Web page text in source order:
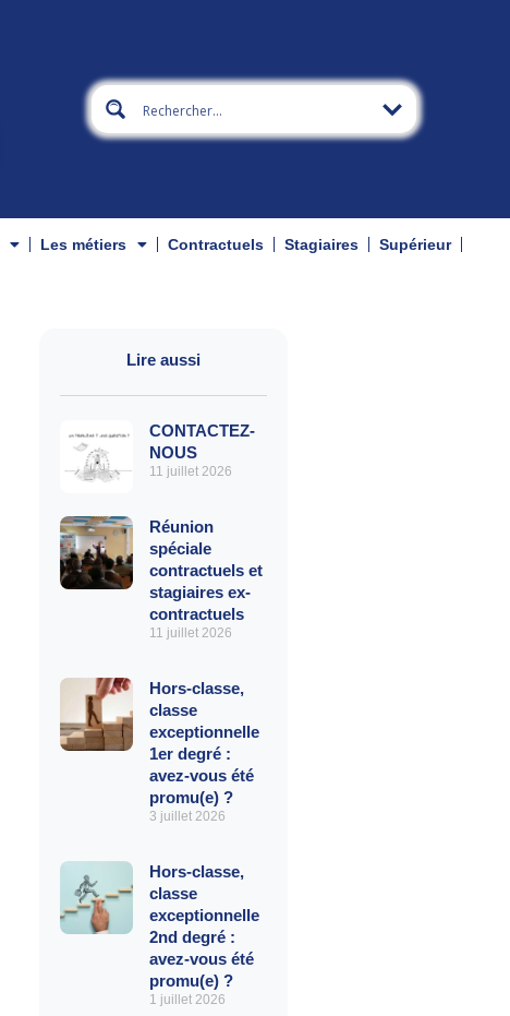
Les métiers Contractuels Stagiaires
Supérieur
Lire aussi
CONTACTEZ-
NOUS
11 juillet 2026
Réunion
spéciale
contractuels et
stagiaires ex-
contractuels
11 juillet 2026
Hors-classe,
classe
exceptionnelle
1er degré :
avez-vous été
promu(e) ?
3 juillet 2026
Hors-classe,
classe
exceptionnelle
2nd degré :
avez-vous été
promu(e) ?
1 juillet 2026